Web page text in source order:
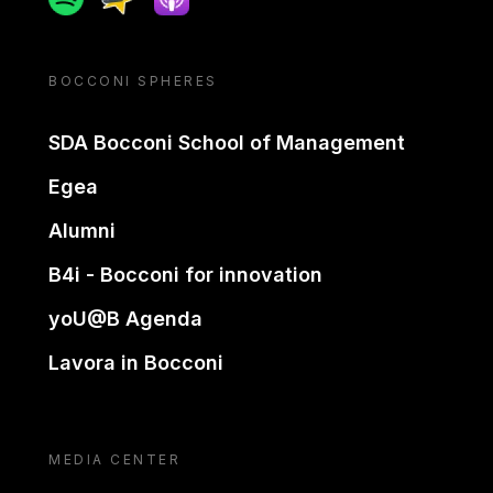
BOCCONI SPHERES
SDA Bocconi School of Management
Egea
Alumni
B4i - Bocconi for innovation
yoU@B Agenda
Lavora in Bocconi
MEDIA CENTER